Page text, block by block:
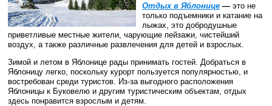
Отдых в Яблонице — это не
только подъемники и катание на
лыжах, это добродушные
приветливые местные жители, чарующие пейзажи, чистейший
воздух, а также различные развлечения для детей и взрослых.
Зимой и летом в Яблонице рады принимать гостей. Добраться в
Яблоницу легко, поскольку курорт пользуется популярностью, и
востребован среди туристов. Из-за выгодного расположения
Яблоницы к Буковелю и другим туристическим объектам, отдых
здесь понравится взрослым и детям.